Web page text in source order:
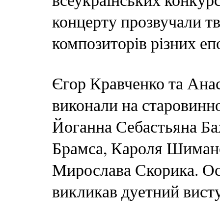
концерту прозвучали
композиторів різних
Єгор Кравченко та
виконали на
Йоганна Себастьяна
Брамса, Кароля
Мирослава Скорика.
викликав дуетний